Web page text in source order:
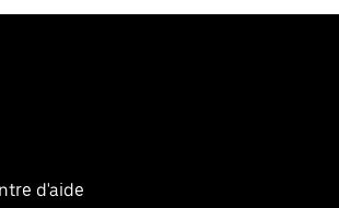
d'aide